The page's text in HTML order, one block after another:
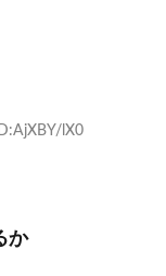
lX0
か